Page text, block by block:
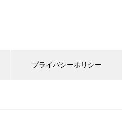
プライバシーポリシー